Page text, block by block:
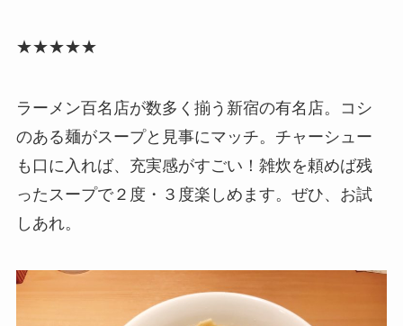
★★★★★
ラーメン百名店が数多く揃う新宿の有名店。コシ
のある麺がスープと見事にマッチ。チャーシュー
も口に入れば、充実感がすごい！雑炊を頼めば残
ったスープで２度・３度楽しめます。ぜひ、お試
しあれ。